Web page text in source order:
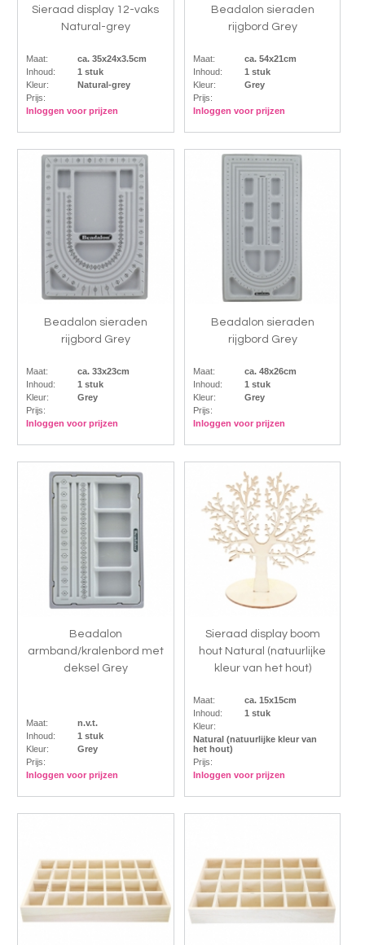
Sieraad display 12-vaks
Natural-grey
Maat:
ca. 35x24x3.5cm
Inhoud:
1 stuk
Kleur:
Natural-grey
Prijs:
Inloggen voor prijzen
Beadalon sieraden
rijgbord Grey
Maat:
ca. 54x21cm
Inhoud:
1 stuk
Kleur:
Grey
Prijs:
Inloggen voor prijzen
Beadalon sieraden
rijgbord Grey
Maat:
ca. 33x23cm
Inhoud:
1 stuk
Kleur:
Grey
Prijs:
Inloggen voor prijzen
Beadalon sieraden
rijgbord Grey
Maat:
ca. 48x26cm
Inhoud:
1 stuk
Kleur:
Grey
Prijs:
Inloggen voor prijzen
Beadalon
armband/kralenbord met
deksel Grey
Maat:
n.v.t.
Inhoud:
1 stuk
Kleur:
Grey
Prijs:
Inloggen voor prijzen
Sieraad display boom
hout Natural (natuurlijke
kleur van het hout)
Maat:
ca. 15x15cm
Inhoud:
1 stuk
Kleur:
Natural (natuurlijke kleur van
het hout)
Prijs:
Inloggen voor prijzen